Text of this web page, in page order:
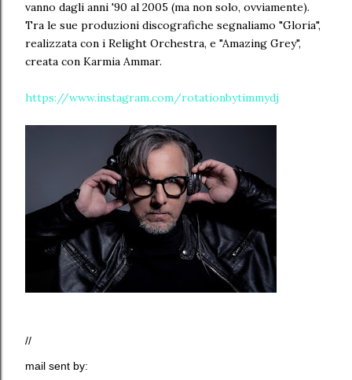
vanno dagli anni '90 al 2005 (ma non solo, ovviamente).
Tra le sue produzioni discografiche segnaliamo "Gloria",
realizzata con i Relight Orchestra, e "Amazing Grey",
creata con Karmia Ammar.
https://www.instagram.com/rotationbytimmydj
//
mail sent by: